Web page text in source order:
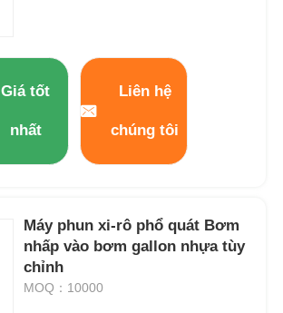
Giá tốt
nhất
Liên hệ
chúng tôi
Máy phun xi-rô phổ quát Bơm
nhấp vào bơm gallon nhựa tùy
chỉnh
MOQ：10000